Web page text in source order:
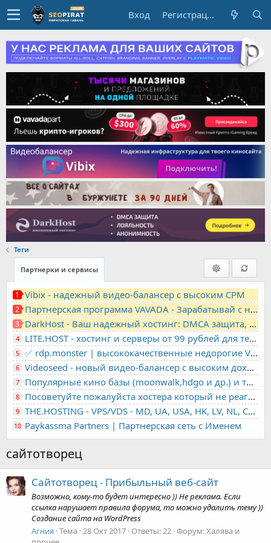
Вход Регистрация
Теги
Партнерки и сервисы
1 Vibix - надежный видео-балансер с высоким CPM
2 Партнерская программа VAVADA - Зарабатывай с нами!
3 DarkHost - Ваш надежный хостинг: DMCA защита, лояльность, анонимность
4 LITE.HOST - хостинг и серверы от 99 рублей для тех, кто любит не переплачивать. Доступ по SSH, поддержка PHP, GIT, COMPOSER, сертификаты Let's Encrypt
5 ✅ rdp.monster | высококачественные недорогие VPS, RDP - выделенные серверы
6 Videoseed - новый видео-балансер с высоким доходом
7 Популярные кино базы (moonwalk,hdgo и др.) и торренты в одном плеере для вашего сайта
8 Посоветуйте пожалуйста хостера который не реагирует на ркн
9 THE.HOSTING - VPS/VDS - MD, UA, USA, HK, LV, NL, CA, DE, SK, CZE, GB, IL, TR, PL, BG, RO, IT, FL, HU, PT.
10 Paykassma Partners | Партнерская сеть с Именем
сайтотворец
Сайтотворец - Прибыльный веб-сайт
Возможно, кому-то будет интересно )) Не реклама. Если
ссылка нарушает правила форума, то можно удалить тему ))
Создание сайта на WordPress
Агния Тема 28 Окт 2017 Ответы: 22 Форум:Халява и